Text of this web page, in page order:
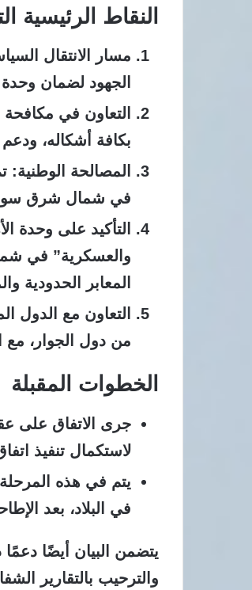
النقاط الرئيسية
مسار الانتقال
الجهود لضمان
التعاون في مكافحة
بكافة أشكاله،
المصالحة الوطنية:
في شمال شرق
التأكيد على وحدة
والعسكرية” في
المعابر الحدودية
التعاون مع الدول
من دول الجوار، مع
الخطوات المقبلة
جرى الاتفاق على
لاستكمال تنفيذ اتفاق 10 مارس/آذار
يتم في هذه
في البلاد، بعد
يتضمن البيان أيضًا
والترحيب بالتقارير